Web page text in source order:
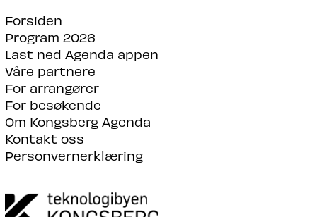
Forsiden
Program 2026
Last ned Agenda appen
Våre partnere
For arrangører
For besøkende
Om Kongsberg Agenda
Kontakt oss
Personvernerklæring